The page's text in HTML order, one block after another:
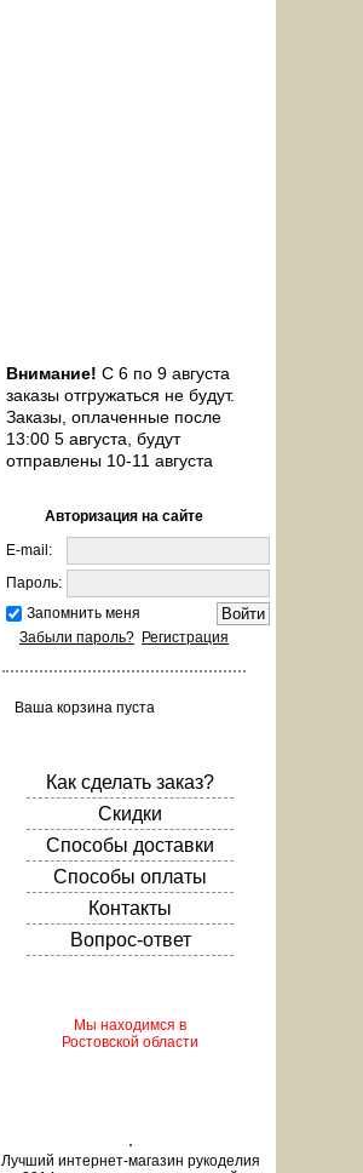
Внимание! С 6 по 9 августа
заказы отгружаться не будут.
Заказы, оплаченные после
13:00 5 августа, будут
отправлены 10-11 августа
Авторизация на сайте
E-mail:
Пароль:
Запомнить меня
Забыли пароль? Регистрация
Ваша корзина пуста
Как сделать заказ?
Скидки
Способы доставки
Способы оплаты
Контакты
Вопрос-ответ
Мы находимся в
Ростовской области
Лучший интернет-магазин рукоделия